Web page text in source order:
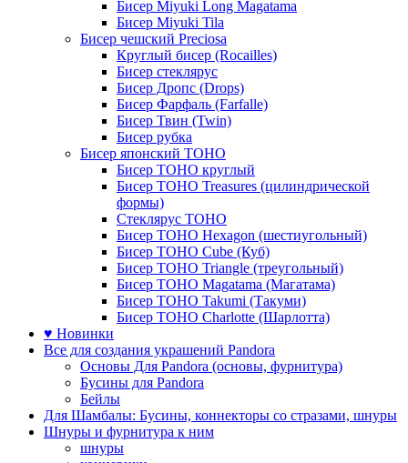
Бисер Miyuki Long Magatama
Бисер Miyuki Tila
Бисер чешский Preciosa
Круглый бисер (Rocailles)
Бисер стеклярус
Бисер Дропс (Drops)
Бисер Фарфаль (Farfalle)
Бисер Твин (Twin)
Бисер рубка
Бисер японский TOHO
Бисер TOHO круглый
Бисер TOHO Treasures (цилиндрической
формы)
Стеклярус TOHO
Бисер TOHO Hexagon (шестиугольный)
Бисер TOHO Cube (Куб)
Бисер TOHO Triangle (треугольный)
Бисер TOHO Magatama (Магатама)
Бисер TOHO Takumi (Такуми)
Бисер TOHO Charlotte (Шарлотта)
♥ Новинки
Все для создания украшений Pandora
Основы Для Pandora (основы, фурнитура)
Бусины для Pandora
Бейлы
Для Шамбалы: Бусины, коннекторы со стразами, шнуры
Шнуры и фурнитура к ним
шнуры